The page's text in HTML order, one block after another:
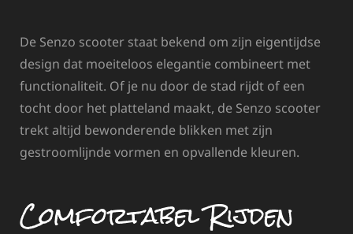
De Senzo scooter staat bekend om zijn eigentijdse
design dat moeiteloos elegantie combineert met
functionaliteit. Of je nu door de stad rijdt of een
tocht door het platteland maakt, de Senzo scooter
trekt altijd bewonderende blikken met zijn
gestroomlijnde vormen en opvallende kleuren.
Comfortabel Rijden